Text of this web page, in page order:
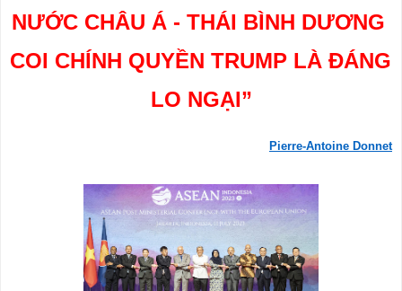
NƯỚC CHÂU Á - THÁI BÌNH DƯƠNG
COI CHÍNH QUYỀN TRUMP LÀ ĐÁNG
LO NGẠI”
Pierre-Antoine Donnet